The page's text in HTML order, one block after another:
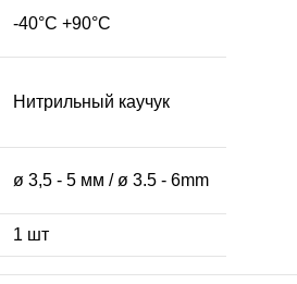
-40°C +90°C
Нитрильный каучук
ø 3,5 - 5 мм / ø 3.5 - 6mm
1 шт